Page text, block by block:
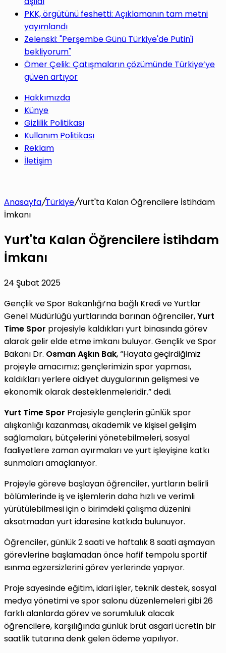
PKK, örgütünü feshetti: Açıklamanın tam metni
yayımlandı
Zelenski: "Perşembe Günü Türkiye'de Putin'i
bekliyorum"
Ömer Çelik: Çatışmaların çözümünde Türkiye’ye
güven artıyor
Hakkımızda
Künye
Gizlilik Politikası
Kullanım Politikası
Reklam
İletişim
Anasayfa/Türkiye/Yurt'ta Kalan Öğrencilere İstihdam
İmkanı
Yurt'ta Kalan Öğrencilere İstihdam
İmkanı
24 Şubat 2025
Gençlik ve Spor Bakanlığı’na bağlı Kredi ve Yurtlar
Genel Müdürlüğü yurtlarında barınan öğrenciler,Yurt
Time Spor projesiyle kaldıkları yurt binasında görev
alarak gelir elde etme imkanı buluyor. Gençlik ve Spor
Bakanı Dr. Osman Aşkın Bak, “Hayata geçirdiğimiz
projeyle amacımız; gençlerimizin spor yapması,
kaldıkları yerlere aidiyet duygularının gelişmesi ve
ekonomik olarak desteklenmeleridir.” dedi.
Yurt Time Spor Projesiyle gençlerin günlük spor
alışkanlığı kazanması, akademik ve kişisel gelişim
sağlamaları, bütçelerini yönetebilmeleri, sosyal
faaliyetlere zaman ayırmaları ve yurt işleyişine katkı
sunmaları amaçlanıyor.
Projeyle göreve başlayan öğrenciler, yurtların belirli
bölümlerinde iş ve işlemlerin daha hızlı ve verimli
yürütülebilmesi için o birimdeki çalışma düzenini
aksatmadan yurt idaresine katkıda bulunuyor.
Öğrenciler, günlük 2 saati ve haftalık 8 saati aşmayan
görevlerine başlamadan önce hafif tempolu sportif
ısınma egzersizlerini görev yerlerinde yapıyor.
Proje sayesinde eğitim, idari işler, teknik destek, sosyal
medya yönetimi ve spor salonu düzenlemeleri gibi 26
farklı alanlarda görev ve sorumluluk alacak
öğrencilere, karşılığında günlük brüt asgari ücretin bir
saatlik tutarına denk gelen ödeme yapılıyor.